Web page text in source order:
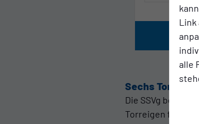
Link
alle
Sechs Tore und
Die SSVg
Torreigen früh in